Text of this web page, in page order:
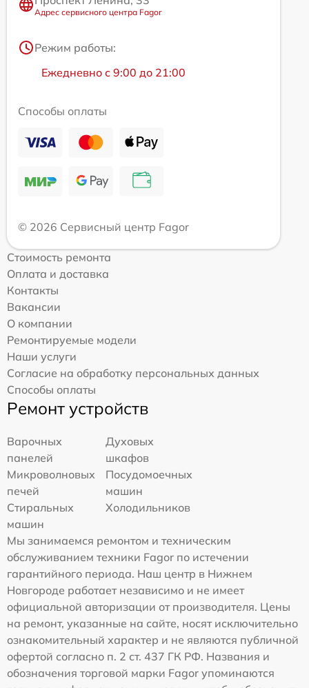
Адрес сервисного центра Fagor
Режим работы:
Ежедневно с 9:00 до 21:00
Способы оплаты
© 2026 Сервисный центр Fagor
Стоимость ремонта
Оплата и доставка
Контакты
Вакансии
О компании
Ремонтируемые модели
Наши услуги
Согласие на обработку персональных данных
Способы оплаты
Ремонт устройств
Варочных
панелей
Духовых
шкафов
Микроволновых
печей
Посудомоечных
машин
Стиральных
машин
Холодильников
Мы занимаемся ремонтом и техническим
обслуживанием техники Fagor по истечении
гарантийного периода. Наш центр в Нижнем
Новгороде работает независимо и не имеет
официальной авторизации от производителя. Цены
на ремонт, указанные на сайте, носят исключительно
ознакомительный характер и не являются публичной
офертой согласно п. 2 ст. 437 ГК РФ. Названия и
обозначения торговой марки Fagor упоминаются